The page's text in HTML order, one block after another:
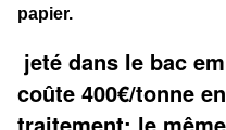
papier.
jeté dans le bac
coûte 400€/tonne
traitement; le